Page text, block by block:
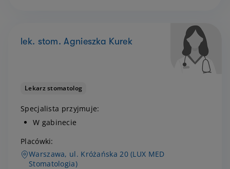
lek. stom. Agnieszka Kurek
Lekarz stomatolog
Specjalista przyjmuje:
W gabinecie
Placówki:
Warszawa, ul. Króżańska 20 (LUX MED
Stomatologia)